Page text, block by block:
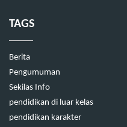
TAGS
Berita
Pengumuman
Sekilas Info
pendidikan di luar kelas
pendidikan karakter